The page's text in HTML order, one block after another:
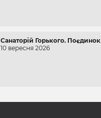
Санаторій Горького. Поєдинок
10 вересня 2026